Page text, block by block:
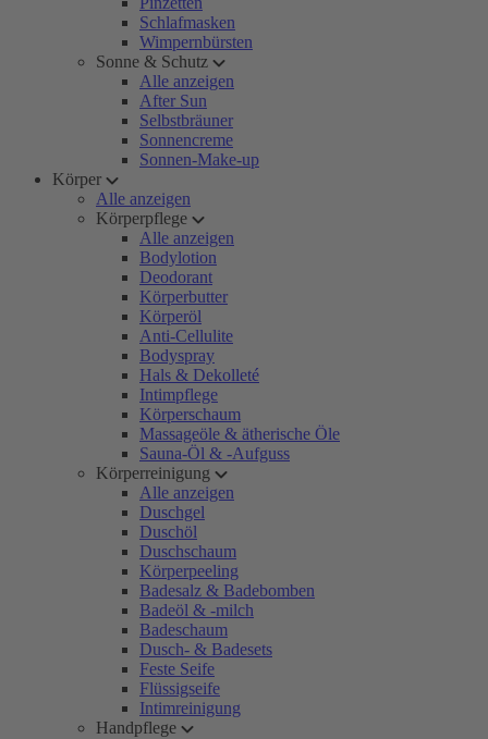
Schlafmasken
Wimpernbürsten
Sonne & Schutz
Alle anzeigen
After Sun
Selbstbräuner
Sonnencreme
Sonnen-Make-up
Körper
Alle anzeigen
Körperpflege
Alle anzeigen
Bodylotion
Deodorant
Körperbutter
Körperöl
Anti-Cellulite
Bodyspray
Hals & Dekolleté
Intimpflege
Körperschaum
Massageöle & ätherische Öle
Sauna-Öl & -Aufguss
Körperreinigung
Alle anzeigen
Duschgel
Duschöl
Duschschaum
Körperpeeling
Badesalz & Badebomben
Badeöl & -milch
Badeschaum
Dusch- & Badesets
Feste Seife
Flüssigseife
Intimreinigung
Handpflege